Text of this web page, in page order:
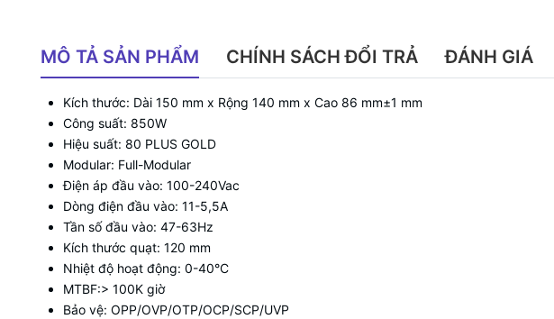
MÔ TẢ SẢN PHẨM CHÍNH SÁCH ĐỔI TRẢ ĐÁNH GIÁ
Kích thước: Dài 150 mm x Rộng 140 mm x Cao 86 mm±1 mm
Công suất: 850W
Hiệu suất: 80 PLUS GOLD
Modular: Full-Modular
Điện áp đầu vào: 100-240Vac
Dòng điện đầu vào: 11-5,5A
Tần số đầu vào: 47-63Hz
Kích thước quạt: 120 mm
Nhiệt độ hoạt động: 0-40°C
MTBF:> 100K giờ
Bảo vệ: OPP/OVP/OTP/OCP/SCP/UVP